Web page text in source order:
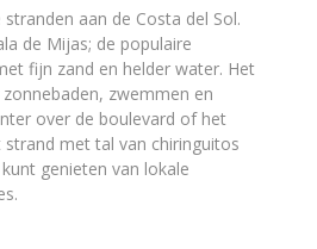
aan de Costa del Sol.
de Mijas; de populaire
fijn zand en helder water. Het
zwemmen en
over de boulevard of het
met tal van chiringuitos
genieten van lokale